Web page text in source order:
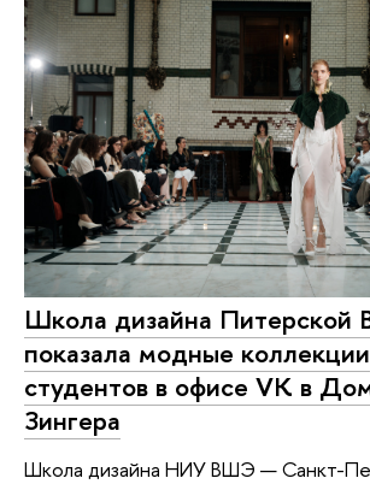
Школа дизайна Питерской
показала модные коллекции
студентов в офисе VK в
Зингера
Школа дизайна НИУ ВШЭ — Санкт-